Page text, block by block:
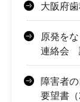
大阪府
原発を
連絡会
障害者
要望書（